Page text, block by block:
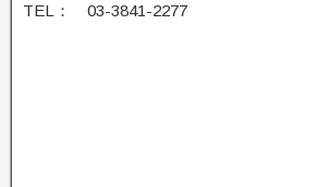
TEL： 03-3841-2277